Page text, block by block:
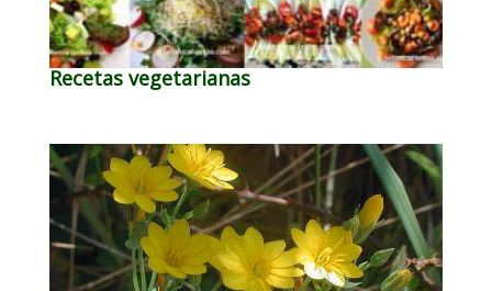
Recetas vegetarianas